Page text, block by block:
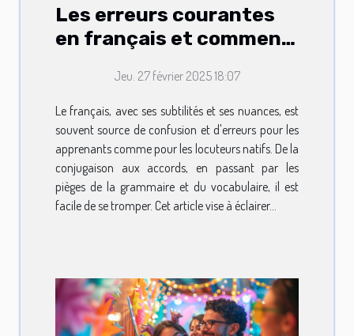
Les erreurs courantes
en français et comment
Jeu. 27 février 2025 18:07
Le français, avec ses subtilités et ses nuances, est
souvent source de confusion et d'erreurs pour les
apprenants comme pour les locuteurs natifs. De la
conjugaison aux accords, en passant par les
pièges de la grammaire et du vocabulaire, il est
facile de se tromper. Cet article vise à éclairer...